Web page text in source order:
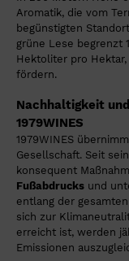
Aromatik, die vom
begünstigten
grüne Lese begrenzt
Hektoliter pro
fördern.
Nachhaltigkeit
1979WINES
1979WINES
Gesellschaft. Seit
konsequent
Fußabdrucks und
entlang der
sich zur
erreicht ist, werden
Emissionen